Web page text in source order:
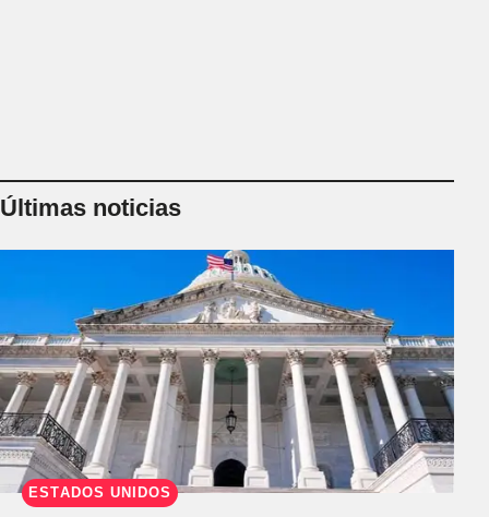
Últimas noticias
ESTADOS UNIDOS